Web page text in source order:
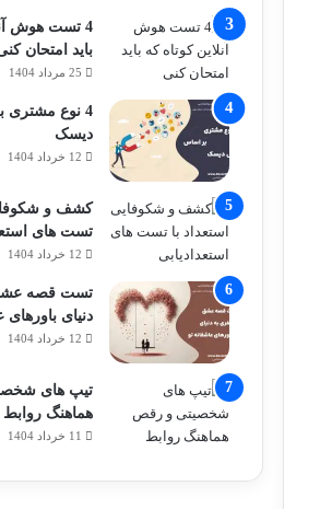
4 تست‌ هوش
باید امتحان
25 مرداد 1404
4 نوع
دیسک
12 خرداد 1404
کشف و
تست های
12 خرداد 1404
تست قصه
دنیای باورهای
12 خرداد 1404
تیپ های
هماهنگ روابط
11 خرداد 1404